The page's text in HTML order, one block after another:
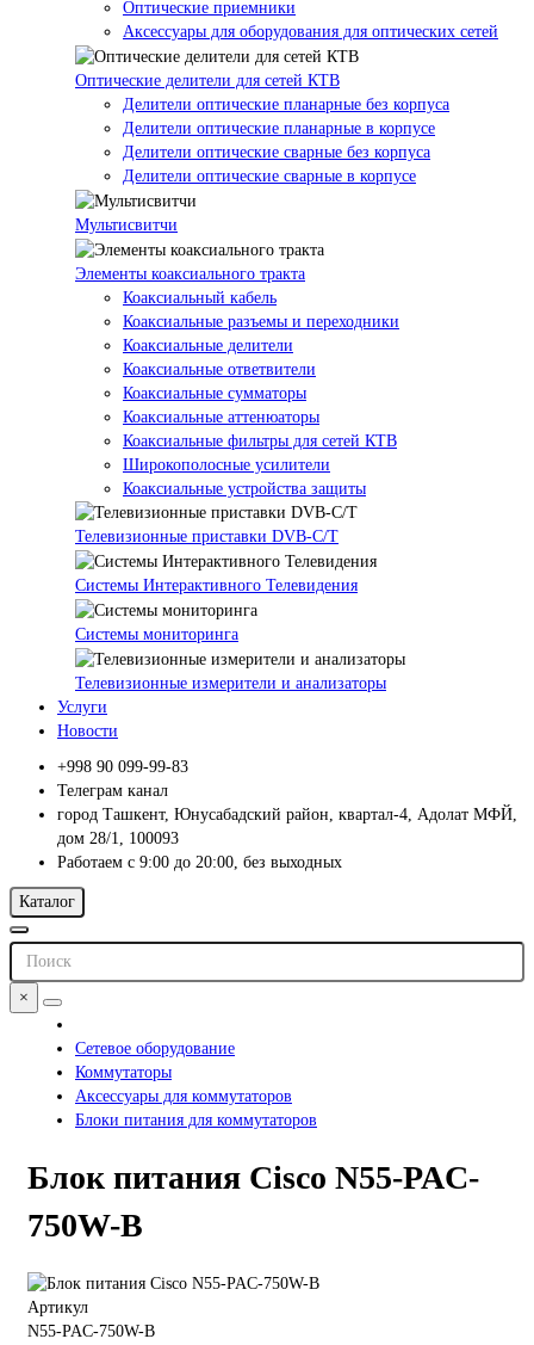
Оптические приемники
Аксессуары для оборудования для оптических сетей
Оптические делители для сетей КТВ
Делители оптические планарные без корпуса
Делители оптические планарные в корпусе
Делители оптические сварные без корпуса
Делители оптические сварные в корпусе
Мультисвитчи
Элементы коаксиального тракта
Коаксиальный кабель
Коаксиальные разъемы и переходники
Коаксиальные делители
Коаксиальные ответвители
Коаксиальные сумматоры
Коаксиальные аттенюаторы
Коаксиальные фильтры для сетей КТВ
Широкополосные усилители
Коаксиальные устройства защиты
Телевизионные приставки DVB-C/T
Системы Интерактивного Телевидения
Системы мониторинга
Телевизионные измерители и анализаторы
Услуги
Новости
+998 90 099-99-83
Телеграм канал
город Ташкент, Юнусабадский район, квартал-4, Адолат МФЙ,
дом 28/1, 100093
Работаем с 9:00 до 20:00, без выходных
Каталог
×
Сетевое оборудование
Коммутаторы
Аксессуары для коммутаторов
Блоки питания для коммутаторов
Блок питания Cisco N55-PAC-
750W-B
Артикул
N55-PAC-750W-B